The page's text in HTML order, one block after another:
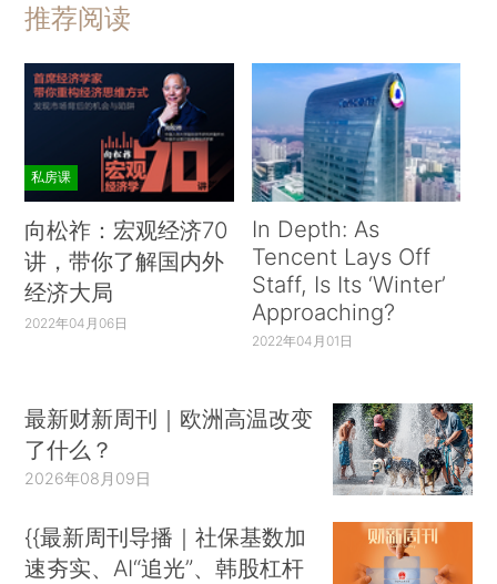
推荐阅读
私房课
向松祚：宏观经济70
讲，带你了解国内外
经济大局
2022年04月06日
In Depth: As
Tencent Lays Off
Staff, Is Its ‘Winter’
Approaching?
2022年04月01日
最新财新周刊｜欧洲高温改变
了什么？
2026年08月09日
{{最新周刊导播｜社保基数加
速夯实、AI“追光”、韩股杠杆